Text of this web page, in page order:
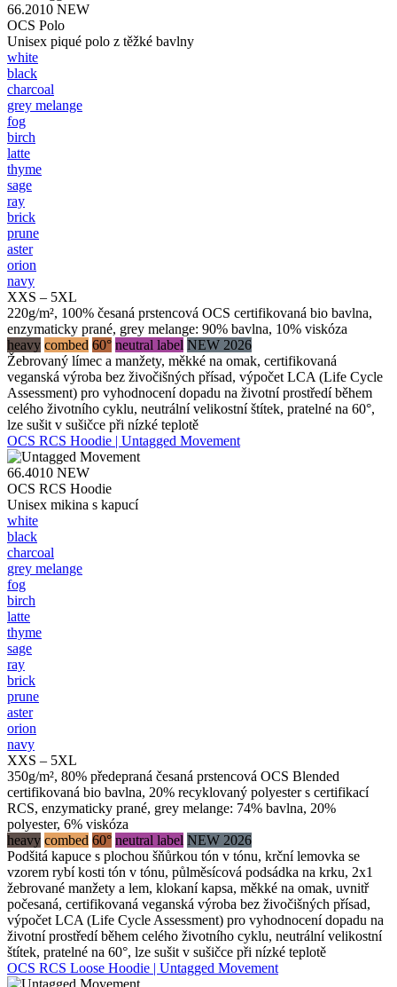
66.2010 NEW
OCS Polo
Unisex piqué polo z těžké bavlny
white
black
charcoal
grey melange
fog
birch
latte
thyme
sage
ray
brick
prune
aster
orion
navy
XXS – 5XL
220g/m², 100% česaná prstencová OCS certifikovaná bio bavlna,
enzymaticky prané, grey melange: 90% bavlna, 10% viskóza
heavy combed 60° neutral label NEW 2026
Žebrovaný límec a manžety, měkké na omak, certifikovaná
veganská výroba bez živočišných přísad, výpočet LCA (Life Cycle
Assessment) pro vyhodnocení dopadu na životní prostředí během
celého životního cyklu, neutrální velikostní štítek, pratelné na 60°,
lze sušit v sušičce při nízké teplotě
OCS RCS Hoodie | Untagged Movement
66.4010 NEW
OCS RCS Hoodie
Unisex mikina s kapucí
white
black
charcoal
grey melange
fog
birch
latte
thyme
sage
ray
brick
prune
aster
orion
navy
XXS – 5XL
350g/m², 80% předepraná česaná prstencová OCS Blended
certifikovaná bio bavlna, 20% recyklovaný polyester s certifikací
RCS, enzymaticky prané, grey melange: 74% bavlna, 20%
polyester, 6% viskóza
heavy combed 60° neutral label NEW 2026
Podšitá kapuce s plochou šňůrkou tón v tónu, krční lemovka se
vzorem rybí kosti tón v tónu, půlměsícová podsádka na krku, 2x1
žebrované manžety a lem, klokaní kapsa, měkké na omak, uvnitř
počesaná, certifikovaná veganská výroba bez živočišných přísad,
výpočet LCA (Life Cycle Assessment) pro vyhodnocení dopadu na
životní prostředí během celého životního cyklu, neutrální velikostní
štítek, pratelné na 60°, lze sušit v sušičce při nízké teplotě
OCS RCS Loose Hoodie | Untagged Movement